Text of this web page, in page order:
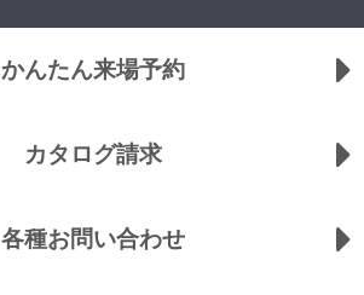
かんたん来場予約
カタログ請求
各種お問い合わせ